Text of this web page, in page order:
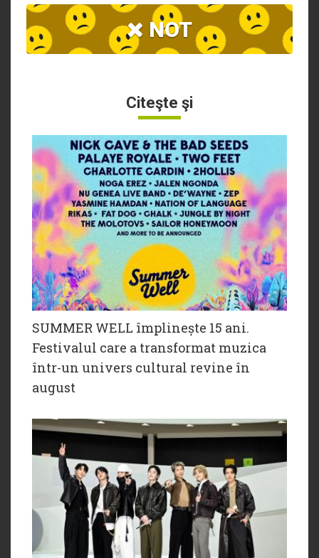
NOT
Citeşte şi
SUMMER WELL împlinește 15 ani.
Festivalul care a transformat muzica
într-un univers cultural revine în
august